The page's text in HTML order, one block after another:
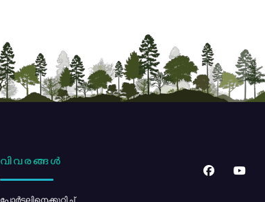
വിവരങ്ങൾ
പോര്‍ട്ടലിനെക്കുറിച്ച്